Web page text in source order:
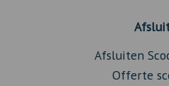
Afsluiten
Offerte